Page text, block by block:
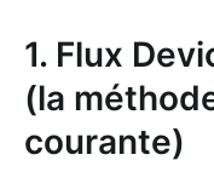
1. Flux
(la
courante)